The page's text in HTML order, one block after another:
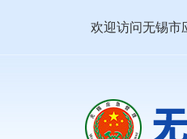
欢迎访问无锡市